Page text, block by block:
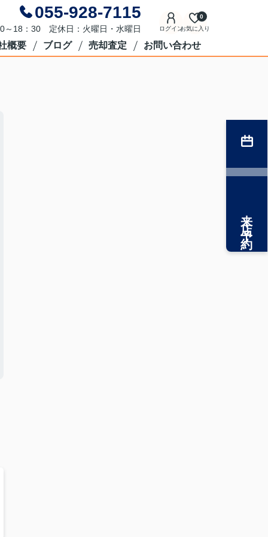
055-928-7115
～18：30 定休日：火曜日・水曜日 ログインお気に入り
0
概要 ブログ 売却査定 お問い合わせ
来店予約